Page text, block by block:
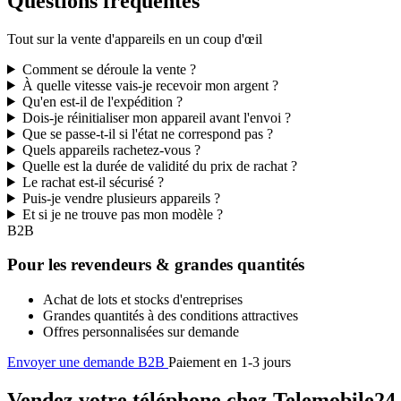
Tout sur la vente d'appareils en un coup d'œil
Comment se déroule la vente ?
À quelle vitesse vais-je recevoir mon argent ?
Qu'en est-il de l'expédition ?
Dois-je réinitialiser mon appareil avant l'envoi ?
Que se passe-t-il si l'état ne correspond pas ?
Quels appareils rachetez-vous ?
Quelle est la durée de validité du prix de rachat ?
Le rachat est-il sécurisé ?
Puis-je vendre plusieurs appareils ?
Et si je ne trouve pas mon modèle ?
B2B
Pour les revendeurs & grandes quantités
Achat de lots et stocks d'entreprises
Grandes quantités à des conditions attractives
Offres personnalisées sur demande
Envoyer une demande B2B Paiement en 1-3 jours